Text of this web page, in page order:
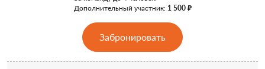
Дополнительный участник: 1 500 ₽
Забронировать